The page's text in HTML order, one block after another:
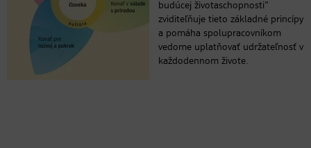
budúcej životaschopnosti“
zviditeľňuje tieto základné princípy
a pomáha spolupracovníkom
vedome uplatňovať udržateľnosť v
každodennom živote.